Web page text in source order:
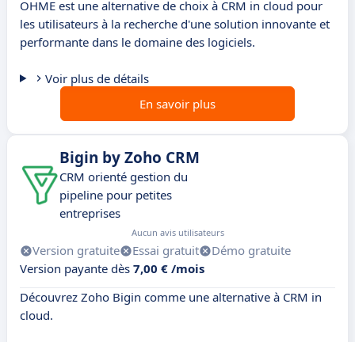
OHME est une alternative de choix à CRM in cloud pour
les utilisateurs à la recherche d'une solution innovante et
performante dans le domaine des logiciels.
Voir plus de détails
En savoir plus
Bigin by Zoho CRM
CRM orienté gestion du
pipeline pour petites
entreprises
Aucun avis utilisateurs
Version gratuite Essai gratuit
Démo gratuite
Version payante dès 7,00 € /mois
Découvrez Zoho Bigin comme une alternative à CRM in
cloud.